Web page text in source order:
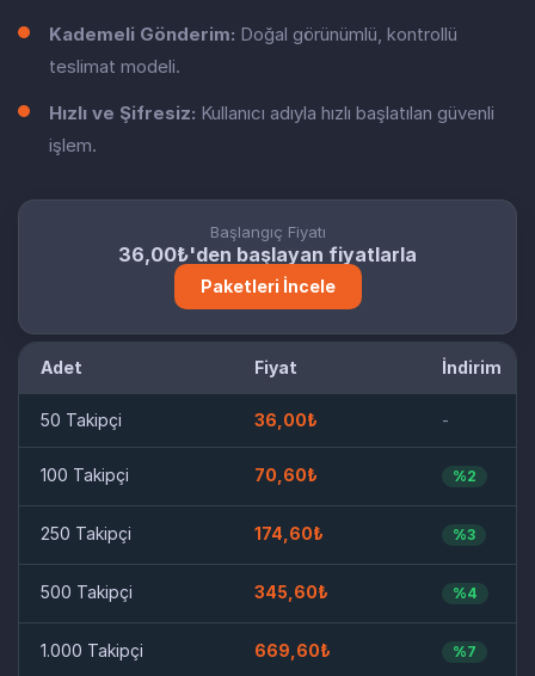
Kademeli Gönderim: Doğal görünümlü, kontrollü
teslimat modeli.
Hızlı ve Şifresiz: Kullanıcı adıyla hızlı başlatılan güvenli
işlem.
Başlangıç Fiyatı
36,00₺'den başlayan fiyatlarla
Paketleri İncele
Adet Fiyat İndirim
50 Takipçi 36,00₺ -
100 Takipçi 70,60₺ %2
250 Takipçi 174,60₺ %3
500 Takipçi 345,60₺ %4
1.000 Takipçi 669,60₺ %7